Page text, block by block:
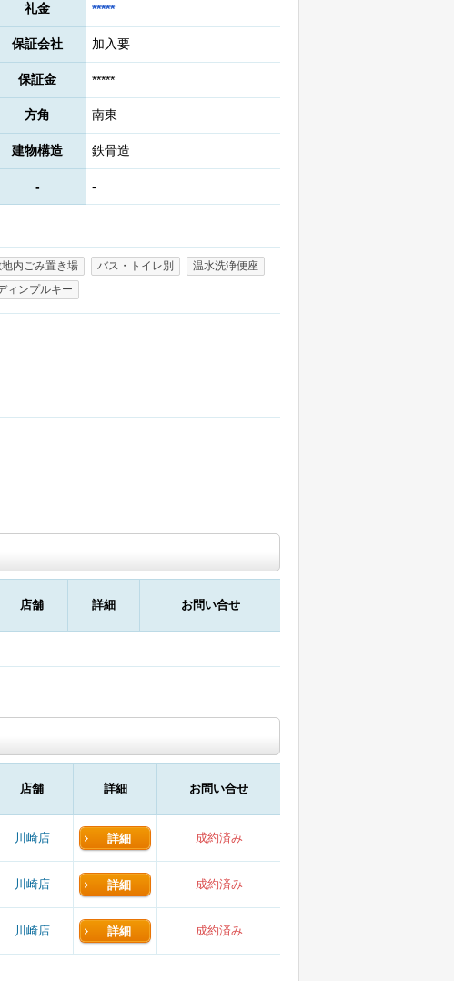
礼金 *****
保証会社 加入要
保証金 *****
方角 南東
建物構造 鉄骨造
- -
内ごみ置き場 バス・トイレ別
温水洗浄便座
ィンプルキー
店舗 詳細 お問い合せ
店舗 詳細 お問い合せ
川崎店 詳細 成約済み
川崎店 詳細 成約済み
川崎店 詳細 成約済み